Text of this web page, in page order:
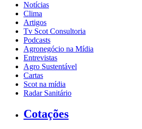
Notícias
Clima
Artigos
Tv Scot Consultoria
Podcasts
Agronegócio na Mídia
Entrevistas
Agro Sustentável
Cartas
Scot na mídia
Radar Sanitário
Cotações